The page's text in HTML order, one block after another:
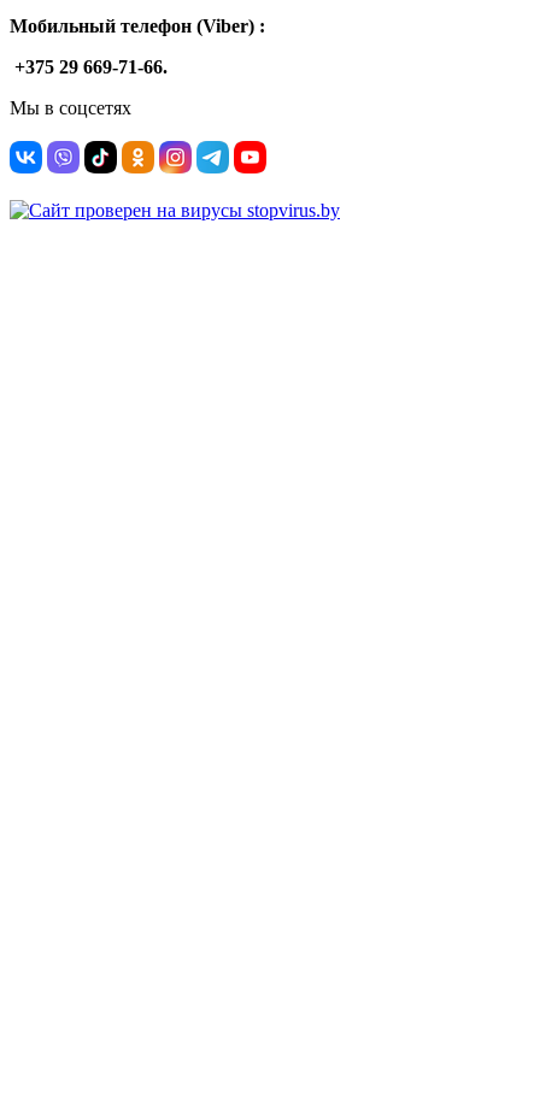
Мобильный телефон (Viber) :
+375 29 669-71-66.
Мы в соцсетях